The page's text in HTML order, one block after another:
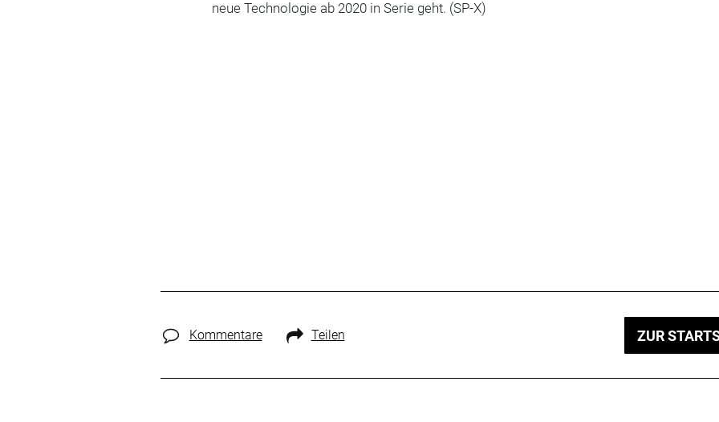
neue Technologie ab 2020 in Serie geht. (SP-X)
Kommentare Teilen ZUR